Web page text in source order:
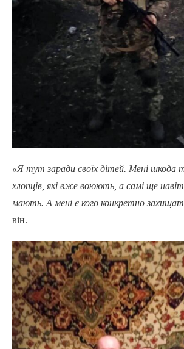
«Я тут заради своїх дітей. Мені шкода
хлопців, які вже воюють, а самі ще навіть
мають. А мені є кого конкретно
він.